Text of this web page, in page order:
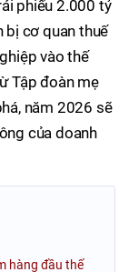
phiếu 2.000 tỷ
bị cơ quan thuế
vào thế
Tập đoàn mẹ
năm 2026 sẽ
của doanh
hàng đầu thế